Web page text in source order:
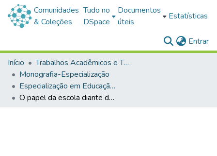
Comunidades
& Coleções
Tudo no
DSpace
Documentos
úteis
Estatísticas
Entrar
Início
Trabalhos Acadêmicos e Técnicos
Monografia-Especialização
Especialização em Educação do Campo e Ciências da Natureza
O papel da escola diante da escolha da população camponesa: permanecer ou sair do campo